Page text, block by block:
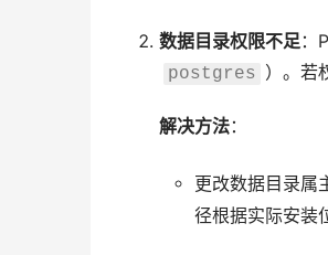
数据目录权限不足：
postgres ）。若
解决方法：
更改数据目录属
径根据实际安装